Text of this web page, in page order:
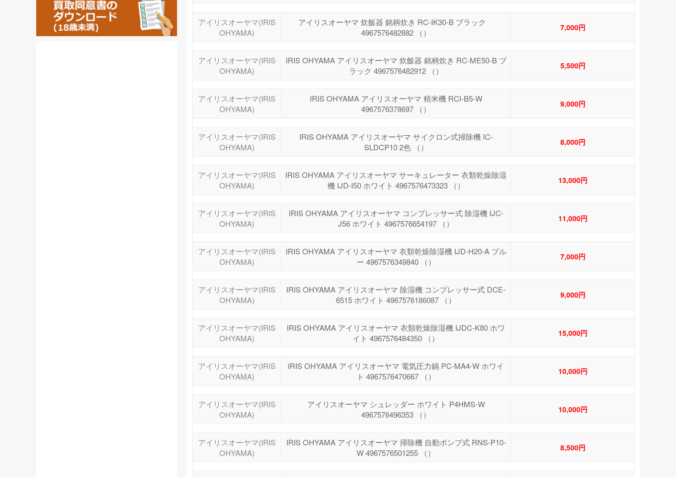
アイリスオーヤマ(IRIS
OHYAMA)
アイリスオーヤマ 炊飯器 銘柄炊き RC-IK30-B ブラック
4967576482882 （）
7,000円
アイリスオーヤマ(IRIS
OHYAMA)
IRIS OHYAMA アイリスオーヤマ 炊飯器 銘柄炊き RC-ME50-B ブ
ラック 4967576482912 （）
5,500円
アイリスオーヤマ(IRIS
OHYAMA)
IRIS OHYAMA アイリスオーヤマ 精米機 RCI-B5-W
4967576378697 （）
9,000円
アイリスオーヤマ(IRIS
OHYAMA)
IRIS OHYAMA アイリスオーヤマ サイクロン式掃除機 IC-
SLDCP10 2色 （）
8,000円
アイリスオーヤマ(IRIS
OHYAMA)
IRIS OHYAMA アイリスオーヤマ サーキュレーター 衣類乾燥除湿
機 IJD-I50 ホワイト 4967576473323 （）
13,000円
アイリスオーヤマ(IRIS
OHYAMA)
IRIS OHYAMA アイリスオーヤマ コンプレッサー式 除湿機 IJC-
J56 ホワイト 4967576654197 （）
11,000円
アイリスオーヤマ(IRIS
OHYAMA)
IRIS OHYAMA アイリスオーヤマ 衣類乾燥除湿機 IJD-H20-A ブル
ー 4967576349840 （）
7,000円
アイリスオーヤマ(IRIS
OHYAMA)
IRIS OHYAMA アイリスオーヤマ 除湿機 コンプレッサー式 DCE-
6515 ホワイト 4967576186087 （）
9,000円
アイリスオーヤマ(IRIS
OHYAMA)
IRIS OHYAMA アイリスオーヤマ 衣類乾燥除湿機 IJDC-K80 ホワ
イト 4967576484350 （）
15,000円
アイリスオーヤマ(IRIS
OHYAMA)
IRIS OHYAMA アイリスオーヤマ 電気圧力鍋 PC-MA4-W ホワイ
ト 4967576470667 （）
10,000円
アイリスオーヤマ(IRIS
OHYAMA)
アイリスオーヤマ シュレッダー ホワイト P4HMS-W
4967576496353 （）
10,000円
アイリスオーヤマ(IRIS
OHYAMA)
IRIS OHYAMA アイリスオーヤマ 掃除機 自動ポンプ式 RNS-P10-
W 4967576501255 （）
8,500円